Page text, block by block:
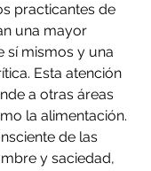
practicantes de
una mayor
sí mismos y una
Esta atención
a otras áreas
la alimentación.
de las
y saciedad,